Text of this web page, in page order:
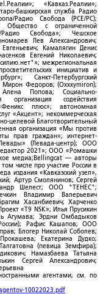
«Кавказ.Реалии»;
башкирская служба Радио
Радио Свобода (PCE/PC);
Общество с ограниченной
Радио Свобода»; Чешское
Лев Александрович;
Камалягин Денис
Евгений Николаевич;
межрегиональная
инициатив и
Санкт-Петербургский
Мирон Федоров; (Oxxxymiron);
Алена Попова; Социально-
организация содействия
плюс»; автономная
«Акцент»; некоммерческая
целевой Благотворительный
организация «Мы против
прав граждан»; интернет-
(Левада-центр); ООО
2021»; ООО «Ромашки
медиа;Bellingcat — авторы
числе про участие России в
издания «Кавказский узел»,
Артур Смолянинов; Сергей
Шелест; ООО "ТЕНЕС";
Владимир Валерьевич
Хасанбиевич; Харченко
«T9 NSK»; Илья Прусикин
Агумава; Эрдни Омбадыков
Рафис Кашапов; ООО
Блогер Николай Соболев;
Екатерина Дудко;
(певица Земфира);
Намазбаева Татьяна
Сергей Александрович;
агентами, см. по
10022023.pdf